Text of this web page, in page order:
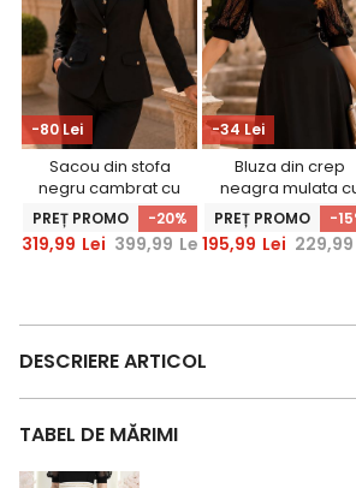
-80 Lei
Sacou din stofa
negru cambrat cu
nasturi decorativi
aurii - StarShinerS
PREȚ PROMO -20%
319,99 Lei 399,99 Lei
-34 Lei
Bluza din crep
neagra mulata
maneci trei-
din dantela -
StarShinerS
PREȚ PROMO -
195,99 Lei 229,99
DESCRIERE ARTICOL
TABEL DE MĂRIMI